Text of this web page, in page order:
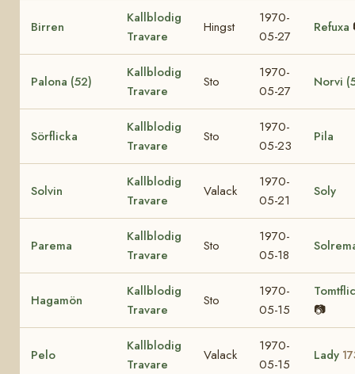
Birren
Kallblodig
Travare
Hingst
1970-
05-27
Refuxa
Palona (52)
Kallblodig
Travare
Sto
1970-
05-27
Norvi
Sörflicka
Kallblodig
Travare
Sto
1970-
05-23
Pila
Solvin
Kallblodig
Travare
Valack
1970-
05-21
Soly
Parema
Kallblodig
Travare
Sto
1970-
05-18
Hagamön
Kallblodig
Travare
Sto
1970-
05-15
📷
Pelo
Kallblodig
Travare
Valack
1970-
05-15
Lady